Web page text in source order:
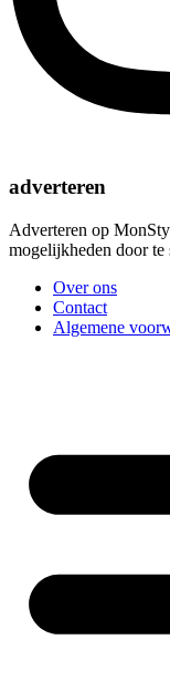
adverteren
Adverteren op
mogelijkheden door te
Over ons
Contact
Algemene